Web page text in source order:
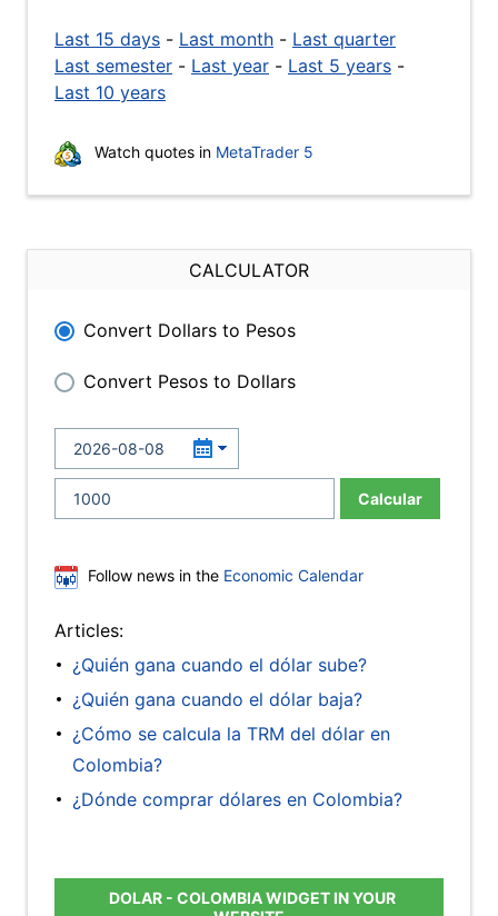
Last 15 days - Last month - Last quarter
Last semester - Last year - Last 5 years -
Last 10 years
Watch quotes in MetaTrader 5
CALCULATOR
Convert Dollars to Pesos
Convert Pesos to Dollars
Calcular
Follow news in the Economic Calendar
Articles:
¿Quién gana cuando el dólar sube?
¿Quién gana cuando el dólar baja?
¿Cómo se calcula la TRM del dólar en
Colombia?
¿Dónde comprar dólares en Colombia?
DOLAR - COLOMBIA WIDGET IN YOUR